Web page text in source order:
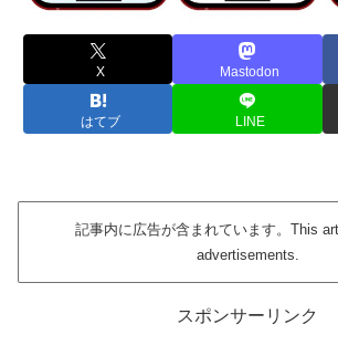
X Mastodon
はてブ LINE
記事内に広告が含まれています。This
advertisements.
スポンサーリンク